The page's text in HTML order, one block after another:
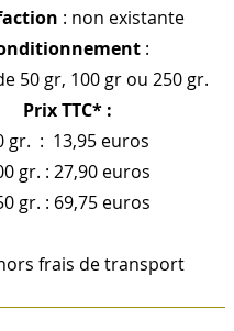
: non existante
:
50 gr, 100 gr ou 250 gr.
Prix TTC* :
gr. : 13,95 euros
gr. : 27,90 euros
gr. : 69,75 euros
frais de transport